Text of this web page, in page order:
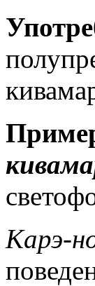
Карэ-